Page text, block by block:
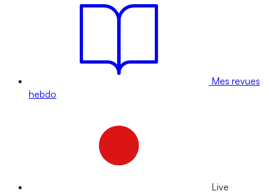
Mes revues
hebdo
Live